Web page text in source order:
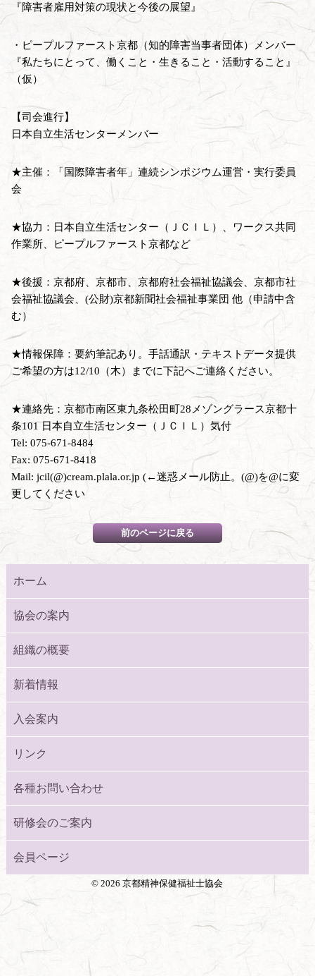
『障害者雇用対策の現状と今後の展望』
・ピープルファースト京都（知的障害当事者団体）メンバー
『私たちにとって、働くこと・生きること・活動すること』
（仮）
【司会進行】
日本自立生活センターメンバー
★主催：「国際障害者年」連続シンポジウム運営・実行委員
会
★協力：日本自立生活センター（ＪＣＩＬ）、ワークス共同
作業所、ピープルファースト京都など
★後援：京都府、京都市、京都府社会福祉協議会、京都市社
会福祉協議会、(公財)京都新聞社会福祉事業団 他（申請中含
む）
★情報保障：要約筆記あり。手話通訳・テキストデータ提供
ご希望の方は12/10（木）までに下記へご連絡ください。
★連絡先：京都市南区東九条松田町28メゾングラース京都十
条101 日本自立生活センター（ＪＣＩＬ）気付
Tel: 075-671-8484
Fax: 075-671-8418
Mail: jcil(@)cream.plala.or.jp (←迷惑メール防止。(@)を@に変
更してください
ホーム
協会の案内
組織の概要
新着情報
入会案内
リンク
各種お問い合わせ
研修会のご案内
会員ページ
©2026 京都精神保健福祉士協会